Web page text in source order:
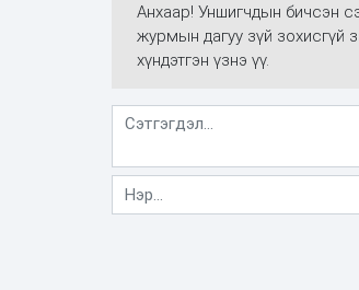
Анхаар! Уншигчдын бичсэн
журмын дагуу зүй зохисгүй
хүндэтгэн үзнэ үү.